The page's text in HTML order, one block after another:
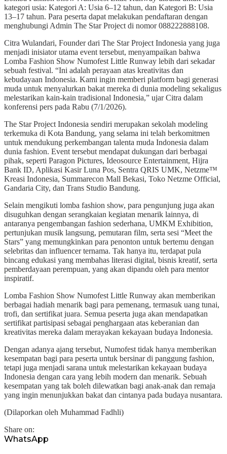
kategori usia: Kategori A: Usia 6–12 tahun, dan Kategori B: Usia
13–17 tahun. Para peserta dapat melakukan pendaftaran dengan
menghubungi Admin The Star Project di nomor 088222888108.
Citra Wulandari, Founder dari The Star Project Indonesia yang juga
menjadi inisiator utama event tersebut, menyampaikan bahwa
Lomba Fashion Show Numofest Little Runway lebih dari sekadar
sebuah festival. “Ini adalah perayaan atas kreativitas dan
kebudayaan Indonesia. Kami ingin memberi platform bagi generasi
muda untuk menyalurkan bakat mereka di dunia modeling sekaligus
melestarikan kain-kain tradisional Indonesia,” ujar Citra dalam
konferensi pers pada Rabu (7/1/2026).
The Star Project Indonesia sendiri merupakan sekolah modeling
terkemuka di Kota Bandung, yang selama ini telah berkomitmen
untuk mendukung perkembangan talenta muda Indonesia dalam
dunia fashion. Event tersebut mendapat dukungan dari berbagai
pihak, seperti Paragon Pictures, Ideosource Entertainment, Hijra
Bank ID, Aplikasi Kasir Luna Pos, Sentra QRIS UMK, Netzme™
Kreasi Indonesia, Summarecon Mall Bekasi, Toko Netzme Official,
Gandaria City, dan Trans Studio Bandung.
Selain mengikuti lomba fashion show, para pengunjung juga akan
disuguhkan dengan serangkaian kegiatan menarik lainnya, di
antaranya pengembangan fashion sederhana, UMKM Exhibition,
pertunjukan musik langsung, pemutaran film, serta sesi “Meet the
Stars” yang memungkinkan para penonton untuk bertemu dengan
selebritas dan influencer ternama. Tak hanya itu, terdapat pula
bincang edukasi yang membahas literasi digital, bisnis kreatif, serta
pemberdayaan perempuan, yang akan dipandu oleh para mentor
inspiratif.
Lomba Fashion Show Numofest Little Runway akan memberikan
berbagai hadiah menarik bagi para pemenang, termasuk uang tunai,
trofi, dan sertifikat juara. Semua peserta juga akan mendapatkan
sertifikat partisipasi sebagai penghargaan atas keberanian dan
kreativitas mereka dalam merayakan kekayaan budaya Indonesia.
Dengan adanya ajang tersebut, Numofest tidak hanya memberikan
kesempatan bagi para peserta untuk bersinar di panggung fashion,
tetapi juga menjadi sarana untuk melestarikan kekayaan budaya
Indonesia dengan cara yang lebih modern dan menarik. Sebuah
kesempatan yang tak boleh dilewatkan bagi anak-anak dan remaja
yang ingin menunjukkan bakat dan cintanya pada budaya nusantara.
(Dilaporkan oleh Muhammad Fadhli)
Share on:
WhatsApp